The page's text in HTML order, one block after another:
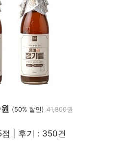
(50% 할인) 41,800원
| 후기 : 350건